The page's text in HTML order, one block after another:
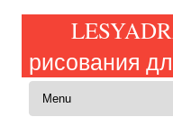
рисования
Перейти к